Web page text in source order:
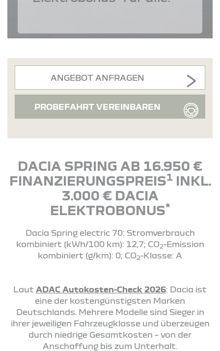
ANGEBOT ANFRAGEN
PROBEFAHRT VEREINBAREN
DACIA SPRING AB 16.950 €
FINANZIERUNGSPREIS1INKL.
3.000 € DACIA
ELEKTROBONUS*
Dacia Spring electric 70: Stromverbrauch
kombiniert (kWh/100 km): 12,7; CO2-Emission
kombiniert (g/km): 0; CO2-Klasse: A
Laut ADAC Autokosten-Check 2026: Dacia ist
eine der kostengünstigsten Marken
Deutschlands. Mehrere Modelle sind Sieger in
ihrer jeweiligen Fahrzeugklasse und überzeugen
durch niedrige Gesamtkosten – von der
Anschaffung bis zum Unterhalt.